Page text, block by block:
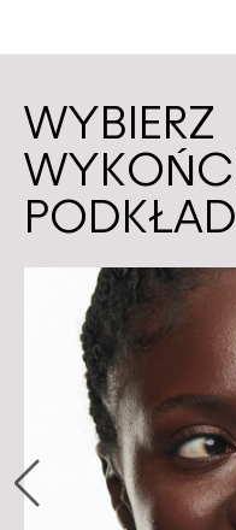
WYBIERZ